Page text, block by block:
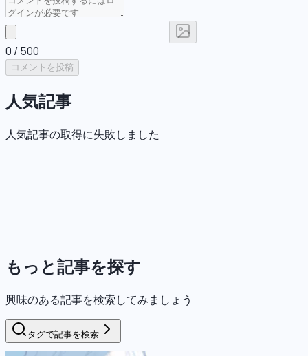
0 / 500
コメントを投稿
人気記事
人気記事の取得に失敗しました
もっと記事を探す
興味のある記事を検索してみましょう
タグで記事を検索